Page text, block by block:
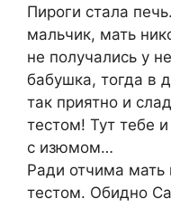
Пироги стала
мальчик, мать
не получались у
бабушка, тогда в
так приятно и
тестом! Тут тебе
с изюмом…
Ради отчима мать
тестом. Обидно